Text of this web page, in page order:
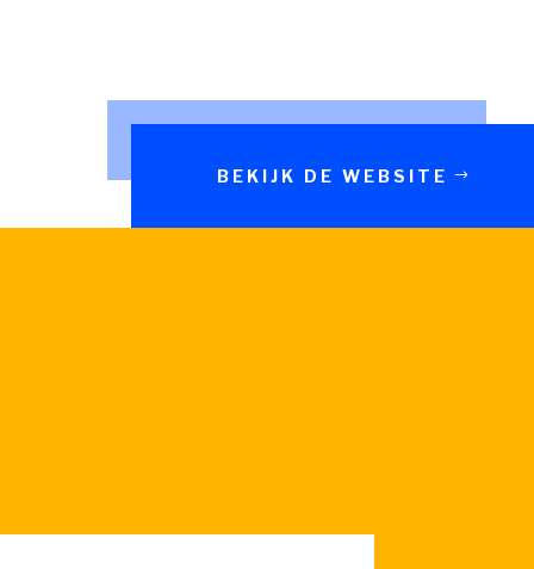
BEKIJK DE WEBSITE